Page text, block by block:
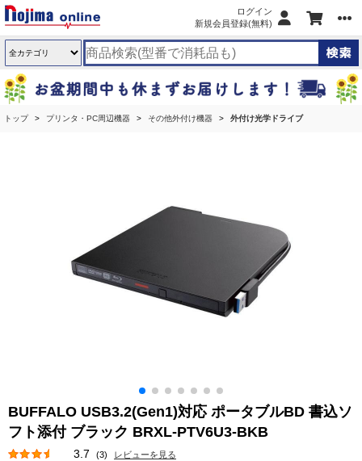
ログイン
新規会員登録(無料)
トップ プリンタ・PC周辺機器 その他外付け機器 外付け光学ドライブ
BUFFALO USB3.2(Gen1)対応 ポータブルBD 書込ソ
フト添付 ブラック BRXL-PTV6U3-BKB
3.7 (3) レビューを見る